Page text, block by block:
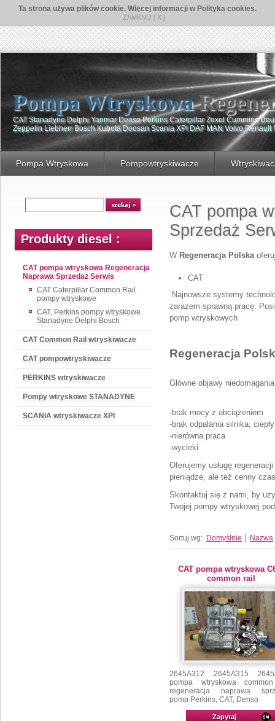
Ta strona używa plików cookie. Więcej informacji w Polityka cookies.
ZAMKNIJ [ X ]
Pompa Wtryskowa
CAT Stanadyne Delphi Yanmar Denso Perkins Caterpillar Zexel Cummins
Zeppelin Liebherr Bosch Kubota Doosan Scania XPI DAF MAN Volvo Renault
Pompa Wtryskowa Pompowtryskiwacze
Produkty diesel :
CAT pompa wtryskowa Regeneracja
Naprawa Sprzedaż Serwis
CAT Caterpillar Common Rail
pompy wtryskowe
CAT, Perkins pompy wtryskowe
Stanadyne Delphi Bosch
CAT Common Rail wtryskiwacze
CAT pompowtryskiwacze
PERKINS wtryskiwacze
Pompy wtryskowe STANADYNE
SCANIA wtryskiwacze XPI
CAT pompa
Sprzedaż
W Regeneracja Polska
CAT
Najnowsze systemy
zarazem sprawną pracę.
pomp wtryskowych
Regeneracja
Główne objawy
-brak mocy z obciążeniem
-brak odpalania silnika,
-nierówna praca
-wycieki
Oferujemy usługę
pieniądze, ale też cenny
Skontaktuj się z nami, by
Twojej pompy wtryskowej
Sortuj wg: Domyślnie Nazwa
CAT pompa wtryskowa
common rail
2645A312 2645A315
pompa wtryskowa
regeneracja naprawa
pomp Perkins, CAT, Denso
Zapytaj